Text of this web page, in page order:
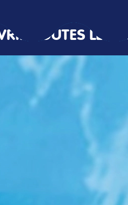
TOUTES LES